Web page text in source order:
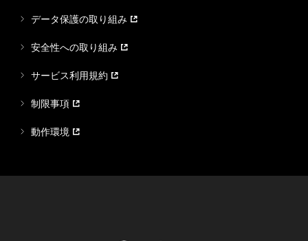
データ保護の取り組み
安全性への取り組み
サービス利用規約
制限事項
動作環境